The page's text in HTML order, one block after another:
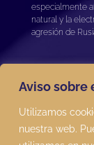
Aviso sobre
Utilizamos
nuestra web.
especialmente
natural y la
agresión de
Términos y